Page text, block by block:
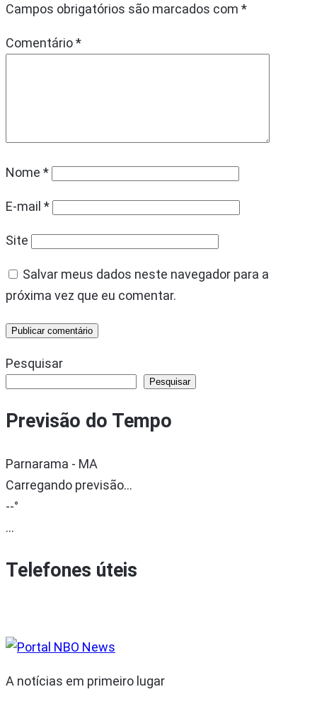
Campos obrigatórios são marcados com *
Comentário*
Nome *
E-mail *
Site
Salvar meus dados neste navegador para a
próxima vez que eu comentar.
Pesquisar
Pesquisar
Previsão do Tempo
Parnarama - MA
Carregando previsão...
--°
...
Telefones úteis
A notícias em primeiro lugar